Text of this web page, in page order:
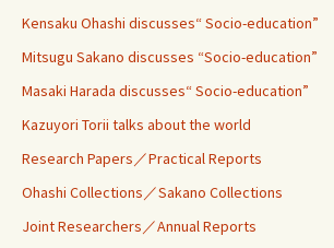
Kensaku Ohashi discusses“ Socio-education”
Mitsugu Sakano discusses “Socio-education”
Masaki Harada discusses“ Socio-education”
Kazuyori Torii talks about the world
Research Papers／Practical Reports
Ohashi Collections／Sakano Collections
Joint Researchers／Annual Reports